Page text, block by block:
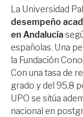
La Universidad
desempeño
en Andalucía
españolas. Una
la Fundación
Con una tasa de
grado y del 95,8
UPO se sitúa
nacional en